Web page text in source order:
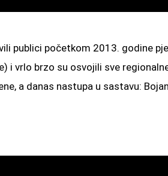
publici početkom 2013. godine
i vrlo brzo su osvojili sve
a danas nastupa u sastavu: